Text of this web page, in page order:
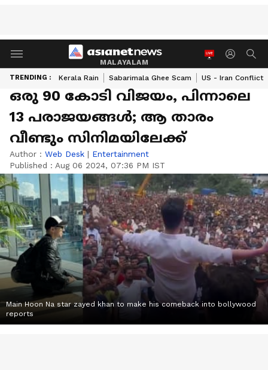
MALAYALAM
TRENDING : Kerala Rain Sabarimala Ghee Scam US - Iran Conflict
ഒരു 90 കോടി വിജയം, പിന്നാലെ
13 പരാജയങ്ങള്‍; ആ താരം
വീണ്ടും സിനിമയിലേക്ക്
Author : Web Desk | Entertainment
Published : Aug 06 2024, 07:36 PM IST
Main Hoon Na star zayed khan to make his comeback into bollywood
reports